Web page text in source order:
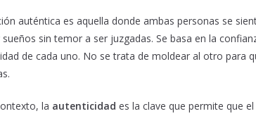
auténtica es aquella donde ambas personas se
sin temor a ser juzgadas. Se basa en la
de cada uno. No se trata de moldear al otro para
la autenticidad es la clave que permite que